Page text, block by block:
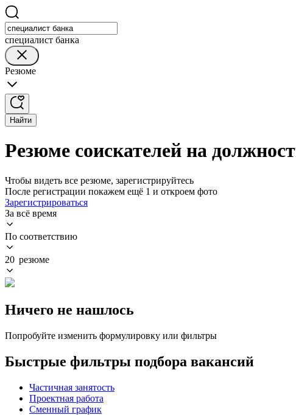
специалист банка
Резюме
Найти
Резюме соискателей на
Чтобы видеть все резюме, зарегистрируйтесь
После регистрации покажем ещё 1 и откроем фото
Зарегистрироваться
За всё время
По соответствию
20 резюме
Ничего не нашлось
Попробуйте изменить формулировку или фильтры
Быстрые фильтры подбора вакансий
Частичная занятость
Проектная работа
Сменный график